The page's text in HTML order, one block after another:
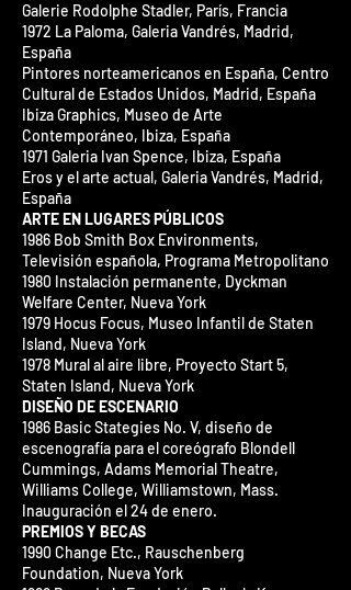
Galerie Rodolphe Stadler, París, Francia
1972 La Paloma, Galeria Vandrés, Madrid,
España
Pintores norteamericanos en España, Centro
Cultural de Estados Unidos, Madrid, España
Ibiza Graphics, Museo de Arte
Contemporáneo, Ibiza, España
1971 Galeria Ivan Spence, Ibiza, España
Eros y el arte actual, Galeria Vandrés, Madrid,
España
ARTE EN LUGARES PÚBLICOS
1986 Bob Smith Box Environments,
Televisión española, Programa Metropolitano
1980 Instalación permanente, Dyckman
Welfare Center, Nueva York
1979 Hocus Focus, Museo Infantil de Staten
Island, Nueva York
1978 Mural al aire libre, Proyecto Start 5,
Staten Island, Nueva York
DISEÑO DE ESCENARIO
1986 Basic Stategies No. V, diseño de
escenografía para el coreógrafo Blondell
Cummings, Adams Memorial Theatre,
Williams College, Williamstown, Mass.
Inauguración el 24 de enero.
PREMIOS Y BECAS
1990 Change Etc., Rauschenberg
Foundation, Nueva York